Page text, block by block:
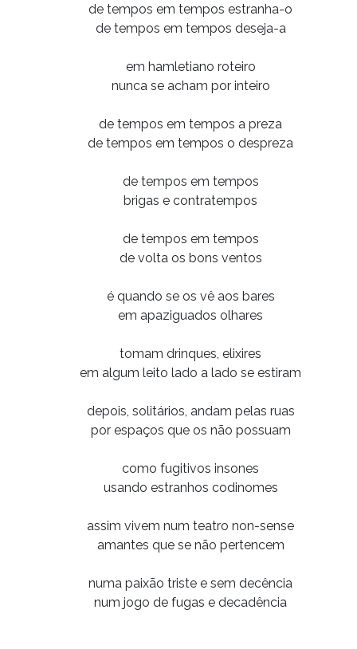
de tempos em tempos estranha-o
de tempos em tempos deseja-a
em hamletiano roteiro
nunca se acham por inteiro
de tempos em tempos a preza
de tempos em tempos o despreza
de tempos em tempos
brigas e contratempos
de tempos em tempos
de volta os bons ventos
é quando se os vê aos bares
em apaziguados olhares
tomam drinques, elixires
em algum leito lado a lado se estiram
depois, solitários, andam pelas ruas
por espaços que os não possuam
como fugitivos insones
usando estranhos codinomes
assim vivem num teatro non-sense
amantes que se não pertencem
numa paixão triste e sem decência
num jogo de fugas e decadência